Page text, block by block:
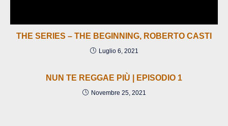
THE SERIES – THE BEGINNING, ROBERTO CASTI
Luglio 6, 2021
NUN TE REGGAE PIÙ | EPISODIO 1
Novembre 25, 2021